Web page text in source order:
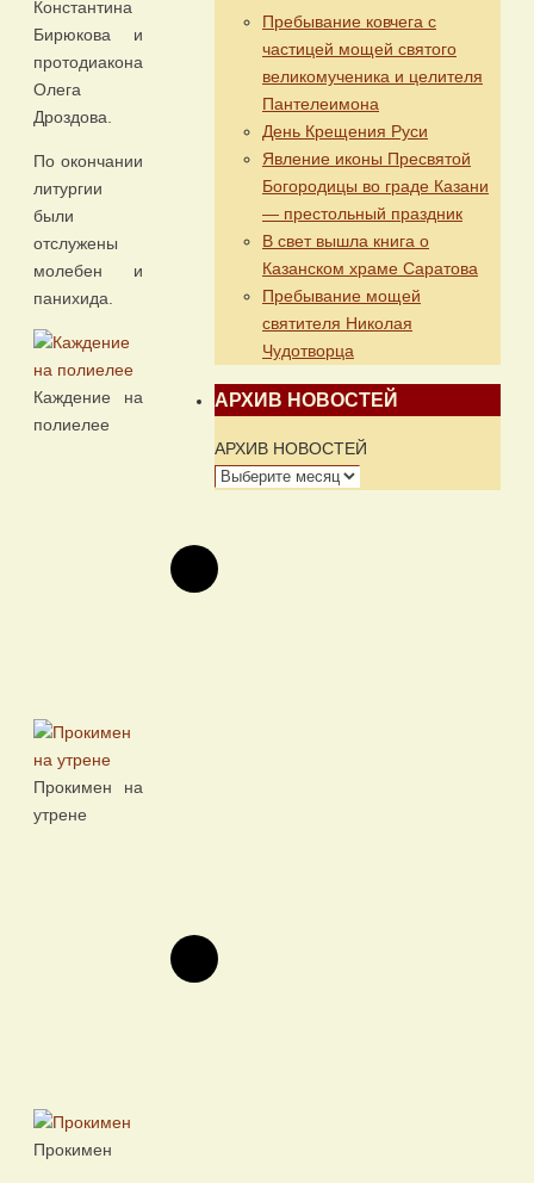
Константина
Бирюкова и
протодиакона
Олега
Дроздова.
По окончании
литургии
были
отслужены
молебен и
панихида.
Каждение на
полиелее
Прокимен на
утрене
Прокимен
Пребывание ковчега с
частицей мощей святого
великомученика и целителя
Пантелеимона
День Крещения Руси
Явление иконы Пресвятой
Богородицы во граде Казани
— престольный праздник
В свет вышла книга о
Казанском храме Саратова
Пребывание мощей
святителя Николая
Чудотворца
АРХИВ НОВОСТЕЙ
АРХИВ НОВОСТЕЙ